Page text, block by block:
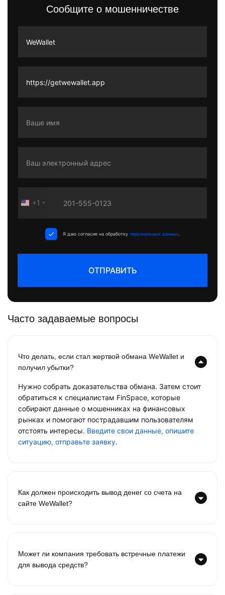
Сообщите о мошенничестве
United
+1
Я даю согласие на обработку персональных данных.
ОТПРАВИТЬ
Часто задаваемые вопросы
Что делать, если стал жертвой обмана WeWallet и
получил убытки?
Нужно собрать доказательства обмана. Затем стоит
обратиться к специалистам FinSpace, которые
собирают данные о мошенниках на финансовых
рынках и помогают пострадавшим пользователям
отстоять интересы. Введите свои данные, опишите
ситуацию, отправьте заявку.
Как должен происходить вывод денег со счета на
сайте WeWallet?
Может ли компания требовать встречные платежи
для вывода средств?